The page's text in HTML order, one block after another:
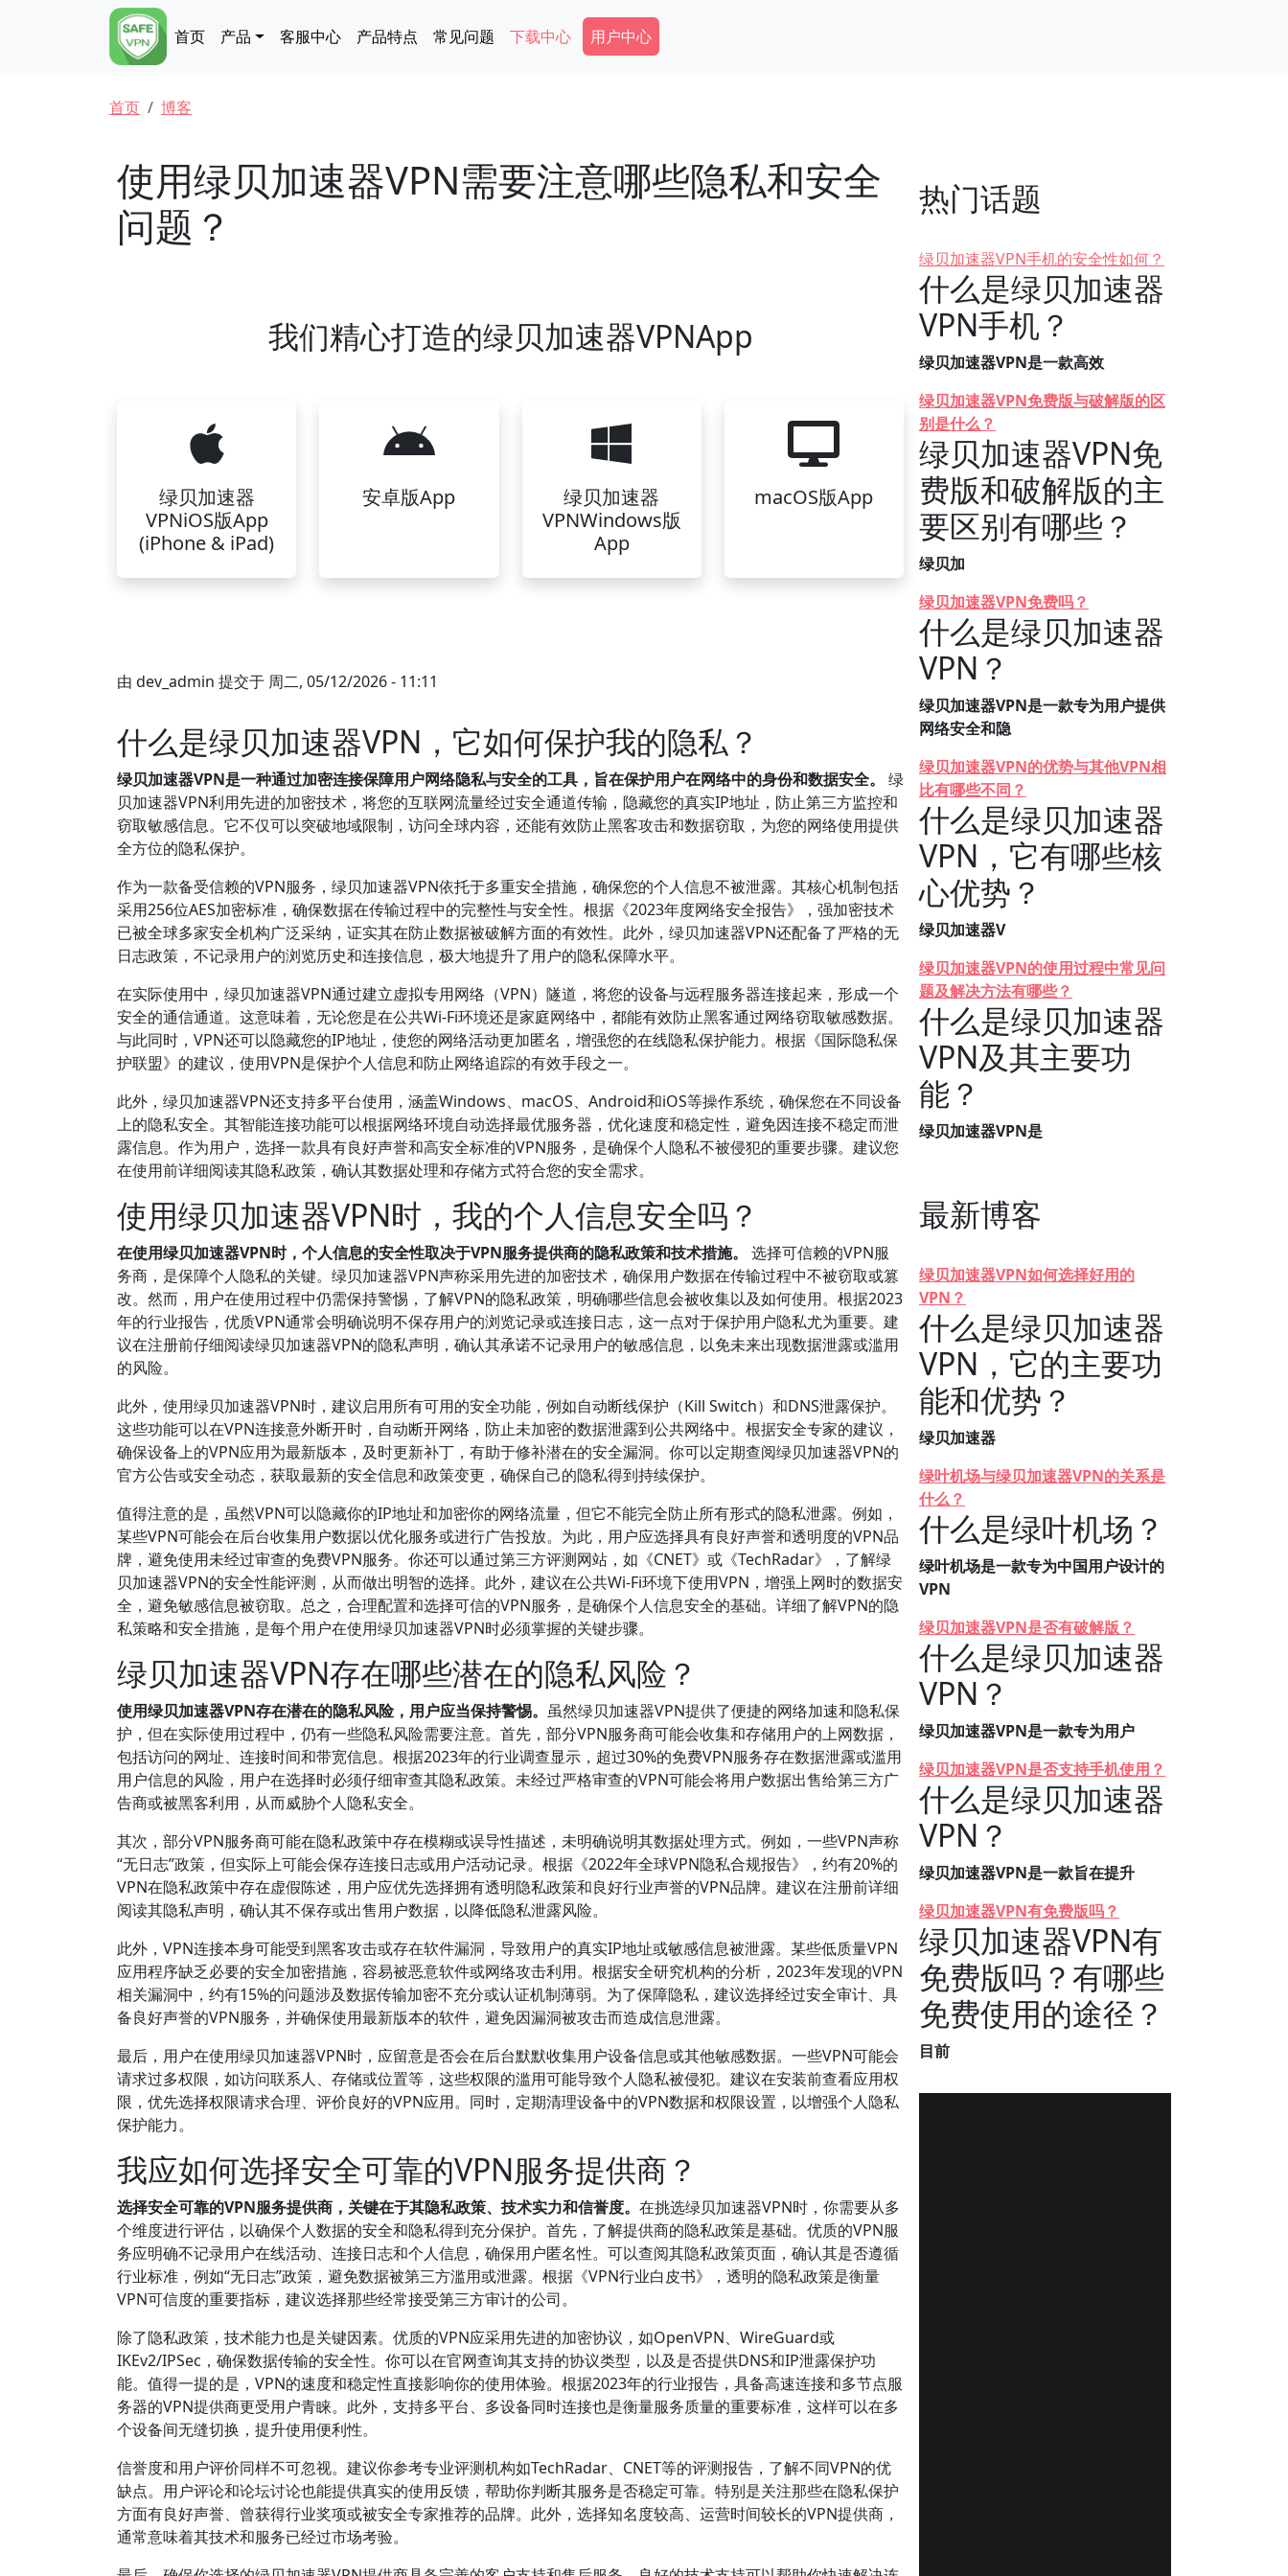
Main navigation
首页 产品 客服中心 产品特点 常见问题 下载中心 Secondary Menu
用户中心
面包屑
首页 博客
使用绿贝加速器VPN需要注意哪些隐私和安全
问题？
我们精心打造的绿贝加速器VPNApp
绿贝加速器
VPNiOS版App
(iPhone & iPad)
安卓版App
绿贝加速器
VPNWindows版
App
macOS版App
由 dev_admin 提交于 周二, 05/12/2026 - 11:11
什么是绿贝加速器VPN，它如何保护我的隐私？
绿贝加速器VPN是一种通过加密连接保障用户网络隐私与安全的工具，旨在保护用户在网络中的身份和数据安全。
绿
贝加速器VPN利用先进的加密技术，将您的互联网流量经过安全通道传输，隐藏您的真实IP地址，防止第三方监控和
窃取敏感信息。它不仅可以突破地域限制，访问全球内容，还能有效防止黑客攻击和数据窃取，为您的网络使用提供
全方位的隐私保护。
作为一款备受信赖的VPN服务，绿贝加速器VPN依托于多重安全措施，确保您的个人信息不被泄露。其核心机制包括
采用256位AES加密标准，确保数据在传输过程中的完整性与安全性。根据《2023年度网络安全报告》，强加密技术
已被全球多家安全机构广泛采纳，证实其在防止数据被破解方面的有效性。此外，绿贝加速器VPN还配备了严格的无
日志政策，不记录用户的浏览历史和连接信息，极大地提升了用户的隐私保障水平。
在实际使用中，绿贝加速器VPN通过建立虚拟专用网络（VPN）隧道，将您的设备与远程服务器连接起来，形成一个
安全的通信通道。这意味着，无论您是在公共Wi-Fi环境还是家庭网络中，都能有效防止黑客通过网络窃取敏感数据。
与此同时，VPN还可以隐藏您的IP地址，使您的网络活动更加匿名，增强您的在线隐私保护能力。根据《国际隐私保
护联盟》的建议，使用VPN是保护个人信息和防止网络追踪的有效手段之一。
此外，绿贝加速器VPN还支持多平台使用，涵盖Windows、macOS、Android和iOS等操作系统，确保您在不同设备
上的隐私安全。其智能连接功能可以根据网络环境自动选择最优服务器，优化速度和稳定性，避免因连接不稳定而泄
露信息。作为用户，选择一款具有良好声誉和高安全标准的VPN服务，是确保个人隐私不被侵犯的重要步骤。建议您
在使用前详细阅读其隐私政策，确认其数据处理和存储方式符合您的安全需求。
使用绿贝加速器VPN时，我的个人信息安全吗？
在使用绿贝加速器VPN时，个人信息的安全性取决于VPN服务提供商的隐私政策和技术措施。
选择可信赖的VPN服
务商，是保障个人隐私的关键。绿贝加速器VPN声称采用先进的加密技术，确保用户数据在传输过程中不被窃取或篡
改。然而，用户在使用过程中仍需保持警惕，了解VPN的隐私政策，明确哪些信息会被收集以及如何使用。根据2023
年的行业报告，优质VPN通常会明确说明不保存用户的浏览记录或连接日志，这一点对于保护用户隐私尤为重要。建
议在注册前仔细阅读绿贝加速器VPN的隐私声明，确认其承诺不记录用户的敏感信息，以免未来出现数据泄露或滥用
的风险。
此外，使用绿贝加速器VPN时，建议启用所有可用的安全功能，例如自动断线保护（Kill Switch）和DNS泄露保护。
这些功能可以在VPN连接意外断开时，自动断开网络，防止未加密的数据泄露到公共网络中。根据安全专家的建议，
确保设备上的VPN应用为最新版本，及时更新补丁，有助于修补潜在的安全漏洞。你可以定期查阅绿贝加速器VPN的
官方公告或安全动态，获取最新的安全信息和政策变更，确保自己的隐私得到持续保护。
值得注意的是，虽然VPN可以隐藏你的IP地址和加密你的网络流量，但它不能完全防止所有形式的隐私泄露。例如，
某些VPN可能会在后台收集用户数据以优化服务或进行广告投放。为此，用户应选择具有良好声誉和透明度的VPN品
牌，避免使用未经过审查的免费VPN服务。你还可以通过第三方评测网站，如《CNET》或《TechRadar》，了解绿
贝加速器VPN的安全性能评测，从而做出明智的选择。此外，建议在公共Wi-Fi环境下使用VPN，增强上网时的数据安
全，避免敏感信息被窃取。总之，合理配置和选择可信的VPN服务，是确保个人信息安全的基础。详细了解VPN的隐
私策略和安全措施，是每个用户在使用绿贝加速器VPN时必须掌握的关键步骤。
绿贝加速器VPN存在哪些潜在的隐私风险？
使用绿贝加速器VPN存在潜在的隐私风险，用户应当保持警惕。 虽然绿贝加速器VPN提供了便捷的网络加速和隐私保
护，但在实际使用过程中，仍有一些隐私风险需要注意。首先，部分VPN服务商可能会收集和存储用户的上网数据，
包括访问的网址、连接时间和带宽信息。根据2023年的行业调查显示，超过30%的免费VPN服务存在数据泄露或滥用
用户信息的风险，用户在选择时必须仔细审查其隐私政策。未经过严格审查的VPN可能会将用户数据出售给第三方广
告商或被黑客利用，从而威胁个人隐私安全。
其次，部分VPN服务商可能在隐私政策中存在模糊或误导性描述，未明确说明其数据处理方式。例如，一些VPN声称
“无日志”政策，但实际上可能会保存连接日志或用户活动记录。根据《2022年全球VPN隐私合规报告》，约有20%的
VPN在隐私政策中存在虚假陈述，用户应优先选择拥有透明隐私政策和良好行业声誉的VPN品牌。建议在注册前详细
阅读其隐私声明，确认其不保存或出售用户数据，以降低隐私泄露风险。
此外，VPN连接本身可能受到黑客攻击或存在软件漏洞，导致用户的真实IP地址或敏感信息被泄露。某些低质量VPN
应用程序缺乏必要的安全加密措施，容易被恶意软件或网络攻击利用。根据安全研究机构的分析，2023年发现的VPN
相关漏洞中，约有15%的问题涉及数据传输加密不充分或认证机制薄弱。为了保障隐私，建议选择经过安全审计、具
备良好声誉的VPN服务，并确保使用最新版本的软件，避免因漏洞被攻击而造成信息泄露。
最后，用户在使用绿贝加速器VPN时，应留意是否会在后台默默收集用户设备信息或其他敏感数据。一些VPN可能会
请求过多权限，如访问联系人、存储或位置等，这些权限的滥用可能导致个人隐私被侵犯。建议在安装前查看应用权
限，优先选择权限请求合理、评价良好的VPN应用。同时，定期清理设备中的VPN数据和权限设置，以增强个人隐私
保护能力。
我应如何选择安全可靠的VPN服务提供商？
选择安全可靠的VPN服务提供商，关键在于其隐私政策、技术实力和信誉度。 在挑选绿贝加速器VPN时，你需要从多
个维度进行评估，以确保个人数据的安全和隐私得到充分保护。首先，了解提供商的隐私政策是基础。优质的VPN服
务应明确不记录用户在线活动、连接日志和个人信息，确保用户匿名性。可以查阅其隐私政策页面，确认其是否遵循
行业标准，例如“无日志”政策，避免数据被第三方滥用或泄露。根据《VPN行业白皮书》，透明的隐私政策是衡量
VPN可信度的重要指标，建议选择那些经常接受第三方审计的公司。
除了隐私政策，技术能力也是关键因素。优质的VPN应采用先进的加密协议，如OpenVPN、WireGuard或
IKEv2/IPSec，确保数据传输的安全性。你可以在官网查询其支持的协议类型，以及是否提供DNS和IP泄露保护功
能。值得一提的是，VPN的速度和稳定性直接影响你的使用体验。根据2023年的行业报告，具备高速连接和多节点服
务器的VPN提供商更受用户青睐。此外，支持多平台、多设备同时连接也是衡量服务质量的重要标准，这样可以在多
个设备间无缝切换，提升使用便利性。
信誉度和用户评价同样不可忽视。建议你参考专业评测机构如TechRadar、CNET等的评测报告，了解不同VPN的优
缺点。用户评论和论坛讨论也能提供真实的使用反馈，帮助你判断其服务是否稳定可靠。特别是关注那些在隐私保护
方面有良好声誉、曾获得行业奖项或被安全专家推荐的品牌。此外，选择知名度较高、运营时间较长的VPN提供商，
通常意味着其技术和服务已经过市场考验。
热门话题
绿贝加速器VPN手机的安全性如何？
什么是绿贝加速器
VPN手机？
绿贝加速器VPN是一款高效
绿贝加速器VPN免费版与破解版的区
别是什么？
绿贝加速器VPN免
费版和破解版的主
要区别有哪些？
绿贝加
绿贝加速器VPN免费吗？
什么是绿贝加速器
VPN？
绿贝加速器VPN是一款专为用户提供
网络安全和隐
绿贝加速器VPN的优势与其他VPN相
比有哪些不同？
什么是绿贝加速器
VPN，它有哪些核
心优势？
绿贝加速器V
绿贝加速器VPN的使用过程中常见问
题及解决方法有哪些？
什么是绿贝加速器
VPN及其主要功
能？
绿贝加速器VPN是
最新博客
绿贝加速器VPN如何选择好用的
VPN？
什么是绿贝加速器
VPN，它的主要功
能和优势？
绿贝加速器
绿叶机场与绿贝加速器VPN的关系是
什么？
什么是绿叶机场？
绿叶机场是一款专为中国用户设计的
VPN
绿贝加速器VPN是否有破解版？
什么是绿贝加速器
VPN？
绿贝加速器VPN是一款专为用户
绿贝加速器VPN是否支持手机使用？
什么是绿贝加速器
VPN？
绿贝加速器VPN是一款旨在提升
绿贝加速器VPN有免费版吗？
绿贝加速器VPN有
免费版吗？有哪些
免费使用的途径？
目前